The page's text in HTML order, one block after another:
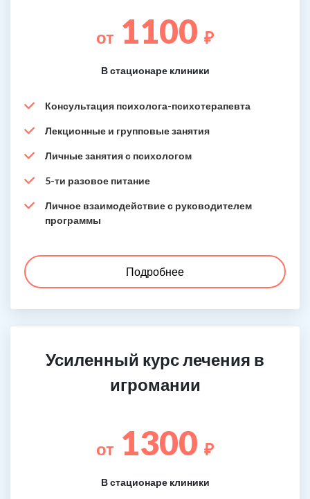
от 1100 ₽
В стационаре клиники
Консультация психолога-психотерапевта
Лекционные и групповые занятия
Личные занятия с психологом
5-ти разовое питание
Личное взаимодействие с руководителем
программы
Подробнее
Усиленный курс лечения в
игромании
от 1300 ₽
В стационаре клиники